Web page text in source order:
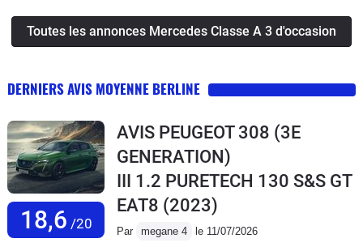
Toutes les annonces Mercedes Classe A 3 d'occasion
DERNIERS AVIS MOYENNE BERLINE
18,6 /20
AVIS PEUGEOT 308 (3E
GENERATION)
III 1.2 PURETECH 130 S&S GT
EAT8 (2023)
Par megane 4 le 11/07/2026